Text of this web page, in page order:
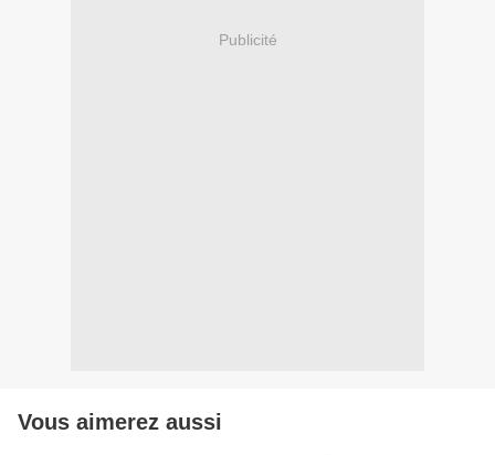
Publicité
Vous aimerez aussi